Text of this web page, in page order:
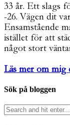
33 år. Ett slags
-26. Vägen dit
Ensamstående
istället för att
något stort
Läs mer om mig
Sök på bloggen